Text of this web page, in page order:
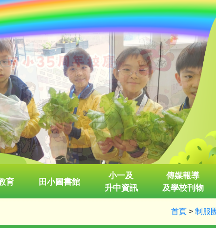
育 田小圖書館
小一及
升中資訊
傳媒報導
及學校刊物
首頁 > 制服